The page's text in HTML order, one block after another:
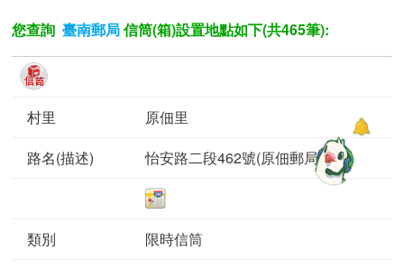
您查詢臺南郵局 信筒(箱)設置地點如下(共465筆):
原佃里
怡安路二段462號(原佃郵局)
限時信筒